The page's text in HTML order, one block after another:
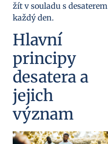
žít v souladu s desaterem
každý den.
Hlavní
principy
desatera a
jejich
význam